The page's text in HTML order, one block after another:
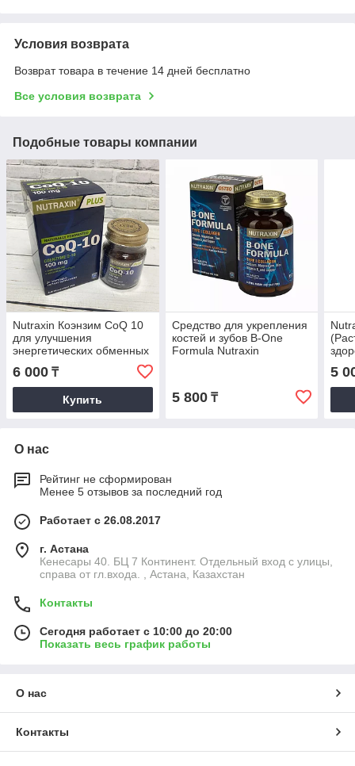
Условия возврата
Возврат товара в течение 14 дней бесплатно
Все условия возврата
Подобные товары компании
Nutraxin Коэнзим CoQ 10
для улучшения
энергетических обменных
процессов
6 000 ₸
Купить
Средство для укрепления
костей и зубов B-One
Formula Nutraxin
5 800₸
5
О нас
Рейтинг не сформирован
Менее 5 отзывов за последний год
Работает с 26.08.2017
г. Астана
Кенесары 40. БЦ 7 Континент. Отдельный вход с улицы,
справа от гл.входа. , Астана, Казахстан
Контакты
Сегодня работает с 10:00 до 20:00
Показать весь график работы
О нас
Контакты